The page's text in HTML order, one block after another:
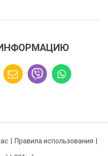
Правила использования